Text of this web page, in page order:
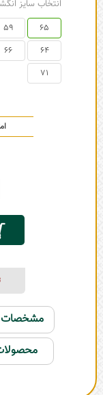
انتخاب سایز
65
59
64
66
71